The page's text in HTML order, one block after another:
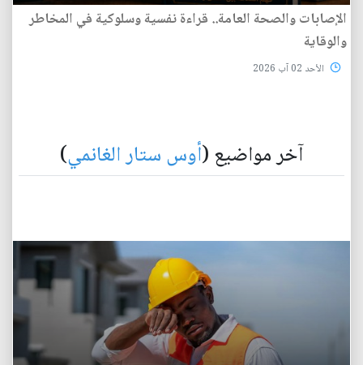
الإصابات والصحة العامة.. قراءة نفسية وسلوكية في المخاطر
والوقاية
الأحد 02 آب 2026
آخر مواضيع (أوس ستار الغانمي)